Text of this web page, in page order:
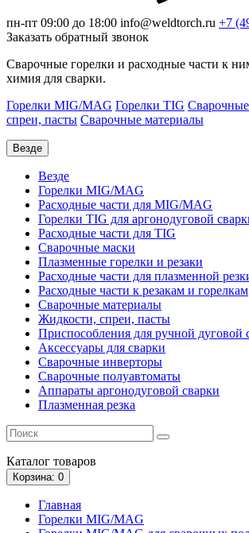
пн-пт 09:00 до 18:00 info@weldtorch.ru +7
Заказать обратный звонок
Сварочные горелки и расходные части к
химия для сварки.
Горелки MIG/MAG Горелки TIG
спреи, пасты Сварочные материалы
Везде
Везде
Горелки MIG/MAG
Расходные части для MIG/MAG
Горелки TIG для аргонодуговой
Расходные части для TIG
Сварочные маски
Плазменные горелки и резаки
Расходные части для плазменной
Расходные части к резакам и горелкам
Сварочные материалы
Жидкости, спреи, пасты
Приспособления для ручной дуговой
Аксессуары для сварки
Сварочные инверторы
Сварочные полуавтоматы
Аппараты аргонодуговой сварки
Плазменная резка
Каталог товаров
Корзина: 0
Главная
Горелки MIG/MAG